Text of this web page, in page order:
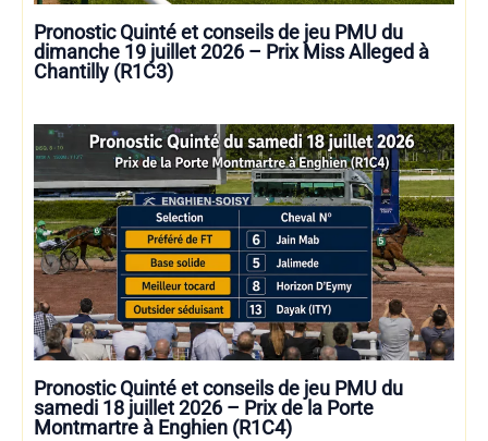
Pronostic Quinté et conseils de jeu PMU du
dimanche 19 juillet 2026 – Prix Miss Alleged à
Chantilly (R1C3)
Pronostic Quinté et conseils de jeu PMU du
samedi 18 juillet 2026 – Prix de la Porte
Montmartre à Enghien (R1C4)